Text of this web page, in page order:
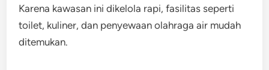
Karena kawasan ini dikelola rapi, fasilitas seperti
toilet, kuliner, dan penyewaan olahraga air mudah
ditemukan.